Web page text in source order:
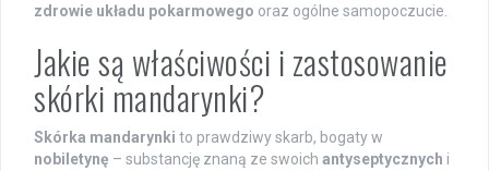
zdrowie układu pokarmowego oraz ogólne samopoczucie.
Jakie są właściwości i zastosowanie
skórki mandarynki?
Skórka mandarynki to prawdziwy skarb, bogaty w
nobiletynę – substancję znaną ze swoich antyseptycznych i